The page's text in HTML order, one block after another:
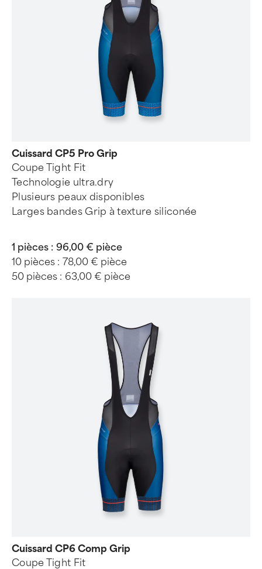
Cuissard CP5 Pro Grip
Coupe Tight Fit
Technologie ultra.dry
Plusieurs peaux disponibles
Larges bandes Grip à texture siliconée
1 pièces : 96,00 € pièce
10 pièces : 78,00 € pièce
50 pièces : 63,00 € pièce
Cuissard CP6 Comp Grip
Coupe Tight Fit